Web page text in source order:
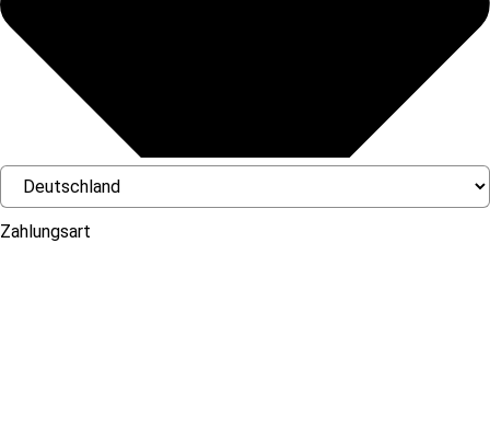
Zahlungsart